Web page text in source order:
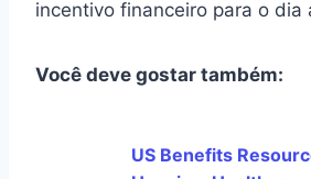
incentivo financeiro para o dia
Você deve gostar também:
US Benefits